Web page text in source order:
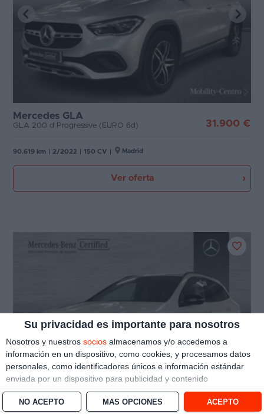
Su privacidad es importante para nosotros
Nosotros y nuestros socios almacenamos y/o accedemos a
información en un dispositivo, como cookies, y procesamos datos
personales, como identificadores únicos e información estándar
enviada por un dispositivo para publicidad y contenido
personalizado, medición de publicidad y contenido, investigación
de audiencia y desarrollo de servicios. Con su permiso, nosotros y
MÁS OPCIONES
NO ACEPTO ACEPTO
Mercedes GLA
GLA 200 d Progressive (EURO 6d) 31.900 €
90.619 km 2/2022 150 CV Madrid
Ver oferta